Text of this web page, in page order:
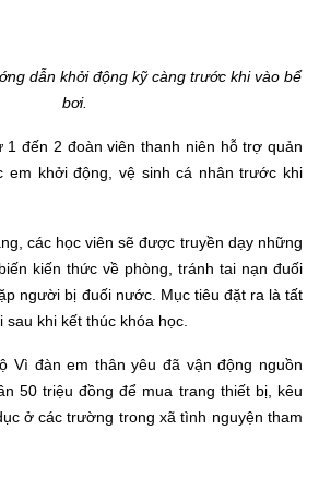
dẫn khởi động kỹ càng trước khi vào bể
bơi.
1 đến 2 đoàn viên thanh niên hỗ trợ quản
em khởi động, vệ sinh cá nhân trước khi
các học viên sẽ được truyền dạy những
kiến thức về phòng, tránh tai nạn đuối
người bị đuối nước. Mục tiêu đặt ra là tất
khi kết thúc khóa học.
Vì đàn em thân yêu đã vận động nguồn
50 triệu đồng để mua trang thiết bị, kêu
ở các trường trong xã tình nguyện tham